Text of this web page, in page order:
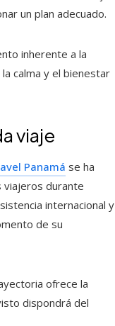
un plan adecuado.
inherente a la
calma y el bienestar
viaje
Panamá se ha
viajeros durante
internacional y
de su
ofrece la
dispondrá del